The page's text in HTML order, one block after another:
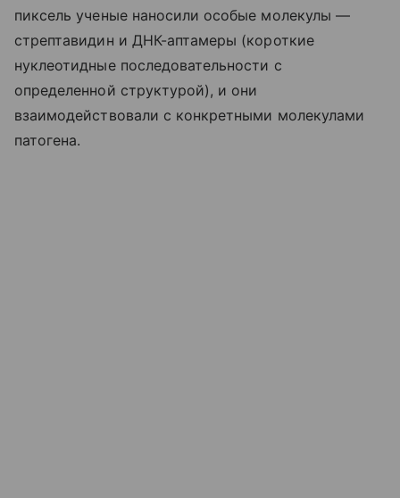
пиксель ученые наносили особые молекулы —
стрептавидин и ДНК-аптамеры (короткие
нуклеотидные последовательности с
определенной структурой), и они
взаимодействовали с конкретными молекулами
патогена.